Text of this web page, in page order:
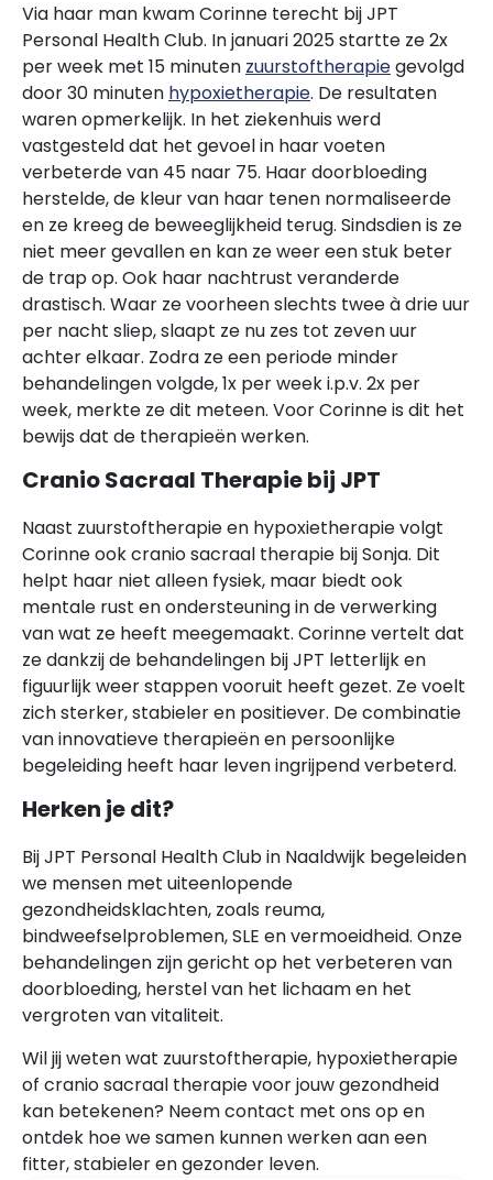
Via haar man kwam Corinne terecht bij JPT
Personal Health Club. In januari 2025 startte ze 2x
per week met 15 minuten zuurstoftherapiegevolgd
door 30 minuten hypoxietherapie. De resultaten
waren opmerkelijk. In het ziekenhuis werd
vastgesteld dat het gevoel in haar voeten
verbeterde van 45 naar 75. Haar doorbloeding
herstelde, de kleur van haar tenen normaliseerde
en ze kreeg de beweeglijkheid terug. Sindsdien is ze
niet meer gevallen en kan ze weer een stuk beter
de trap op. Ook haar nachtrust veranderde
drastisch. Waar ze voorheen slechts twee à drie uur
per nacht sliep, slaapt ze nu zes tot zeven uur
achter elkaar. Zodra ze een periode minder
behandelingen volgde, 1x per week i.p.v. 2x per
week, merkte ze dit meteen. Voor Corinne is dit het
bewijs dat de therapieën werken.
Cranio Sacraal Therapie bij JPT
Naast zuurstoftherapie en hypoxietherapie volgt
Corinne ook cranio sacraal therapie bij Sonja. Dit
helpt haar niet alleen fysiek, maar biedt ook
mentale rust en ondersteuning in de verwerking
van wat ze heeft meegemaakt. Corinne vertelt dat
ze dankzij de behandelingen bij JPT letterlijk en
figuurlijk weer stappen vooruit heeft gezet. Ze voelt
zich sterker, stabieler en positiever. De combinatie
van innovatieve therapieën en persoonlijke
begeleiding heeft haar leven ingrijpend verbeterd.
Herken je dit?
Bij JPT Personal Health Club in Naaldwijk begeleiden
we mensen met uiteenlopende
gezondheidsklachten, zoals reuma,
bindweefselproblemen, SLE en vermoeidheid. Onze
behandelingen zijn gericht op het verbeteren van
doorbloeding, herstel van het lichaam en het
vergroten van vitaliteit.
Wil jij weten wat zuurstoftherapie, hypoxietherapie
of cranio sacraal therapie voor jouw gezondheid
kan betekenen? Neem contact met ons op en
ontdek hoe we samen kunnen werken aan een
fitter, stabieler en gezonder leven.